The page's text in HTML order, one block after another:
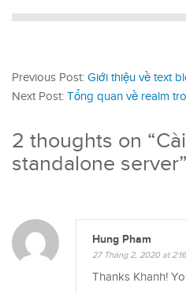
Previous Post: Giới thiệu về text
Next Post: Tổng quan về realm
2 thoughts on “
standalone server”
Hung Pham
27 Tháng 2, 2020 at
Thanks Khanh!